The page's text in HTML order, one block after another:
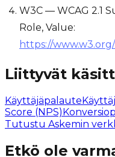
W3C — WCAG 2.1
Role, Value:
https://
Liittyvät
Käyttäjäpalaute
Score (NPS)
Tutustu Askemin
Etkö ole